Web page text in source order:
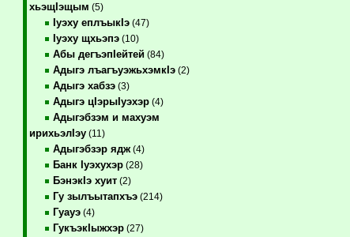
хьэщIэщым (5)
Iуэху еплъыкIэ(47)
Iуэху щхьэпэ(10)
Абы дегъэпIейтей(84)
Адыгэ лъагъуэжьхэмкIэ(2)
Адыгэ хабзэ(3)
Адыгэ цIэрыIуэхэр(4)
Адыгэбзэм и махуэм
ирихьэлIэу(11)
Адыгэбзэр ядж(4)
Банк Iуэхухэр(28)
БэнэкIэ хуит(2)
Гу зылъытапхъэ(214)
Гуауэ(4)
ГукъэкIыжхэр(27)